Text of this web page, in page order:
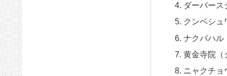
ダーバース
クンベシュ
ナクバハル
黄金寺院（
ニャクチョ